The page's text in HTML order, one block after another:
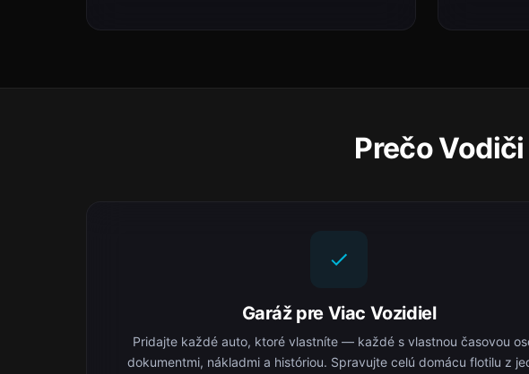
Prečo
Garáž pre Viac Vozidiel
Pridajte každé auto, ktoré vlastníte — každé s vlastnou časovou
dokumentmi, nákladmi a históriou. Spravujte celú domácu flotilu z